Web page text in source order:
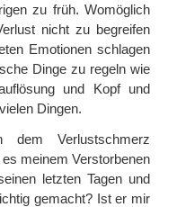
zu früh. Womöglich
nicht zu begreifen
Emotionen schlagen
Dinge zu regeln wie
und Kopf und
Dingen.
dem Verlustschmerz
meinem Verstorbenen
letzten Tagen und
gemacht? Ist er mir